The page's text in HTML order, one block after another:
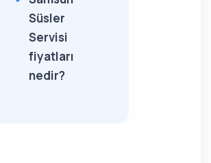
Süsler
Servisi
fiyatları
nedir?